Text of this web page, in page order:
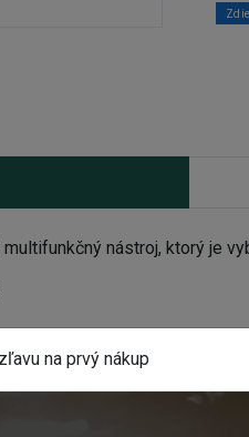
nástroj, ktorý je
na prvý nákup